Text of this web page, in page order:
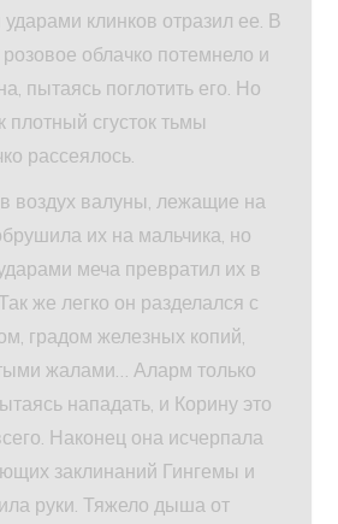
клинков отразил ее. В
облачко потемнело и
пытаясь поглотить его. Но
плотный сгусток тьмы
рассеялось.
воздух валуны, лежащие на
их на мальчика, но
меча превратил их в
же легко он разделался с
градом железных копий,
жалами… Аларм только
нападать, и Корину это
Наконец она исчерпала
заклинаний Гингемы и
руки. Тяжело дыша от